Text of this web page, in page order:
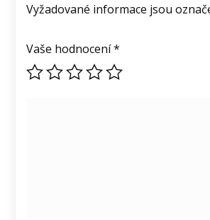
Vyžadované informace jsou
Vaše hodnocení*